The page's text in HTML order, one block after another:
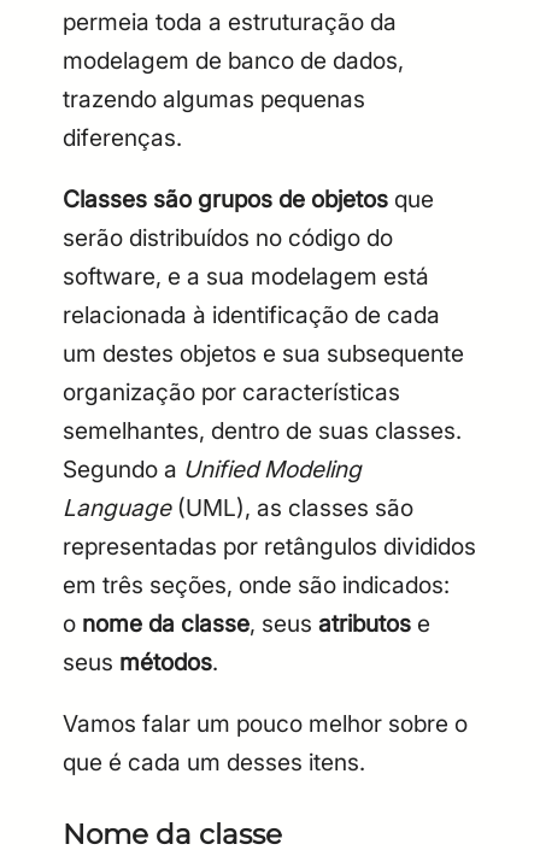
permeia toda a estruturação da
modelagem de banco de dados,
trazendo algumas pequenas
diferenças.
Classes são grupos de objetos que
serão distribuídos no código do
software, e a sua modelagem está
relacionada à identificação de cada
um destes objetos e sua subsequente
organização por características
semelhantes, dentro de suas classes.
Segundo a Unified Modeling
Language (UML), as classes são
representadas por retângulos divididos
em três seções, onde são indicados:
o nome da classe, seus atributos e
seus métodos.
Vamos falar um pouco melhor sobre o
que é cada um desses itens.
Nome da classe